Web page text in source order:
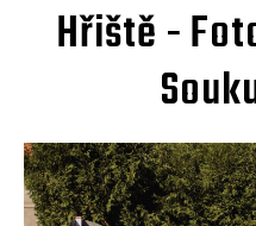
Hřiště -